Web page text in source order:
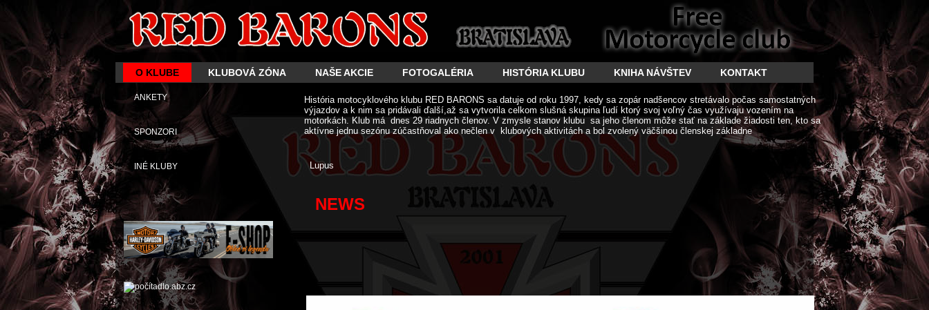
O KLUBE KLUBOVÁ ZÓNA NAŠE AKCIE FOTOGALÉRIA HISTÓRIA KLUBU KNIHA NÁVŠTEV KONTAKT
História motocyklového klubu RED BARONS sa datuje od roku 1997, kedy sa zopár nadšencov stretávalo počas samostatných
výjazdov a k nim sa pridávali ďalší,až sa vytvorila celkom slušná skupina ľudí ktorý svoj voľný čas využívaju vozením na
motorkách. Klub má dnes 29 riadnych členov. V zmysle stanov klubu sa jeho členom môže stať na základe žiadosti ten, kto sa
aktívne jednu sezónu zúčastňoval ako nečlen v klubových aktivitách a bol zvolený väčšinou členskej základne
Lupus
NEWS
ANKETY
SPONZORI
INÉ KLUBY